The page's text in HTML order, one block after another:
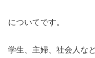
についてです。
学生、主婦、社会人な